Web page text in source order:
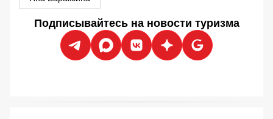
Подписывайтесь на новости туризма